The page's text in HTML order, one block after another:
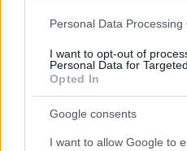
Please note that this website/
not limited to your visit or
grant or deny consent to
use your data for below
Personal Data Processing
I want to opt-out of
Personal Data for
Opted In
Google consents
I want to allow Google to
Zadnje objave
Rogla bo gostila tradicionalni